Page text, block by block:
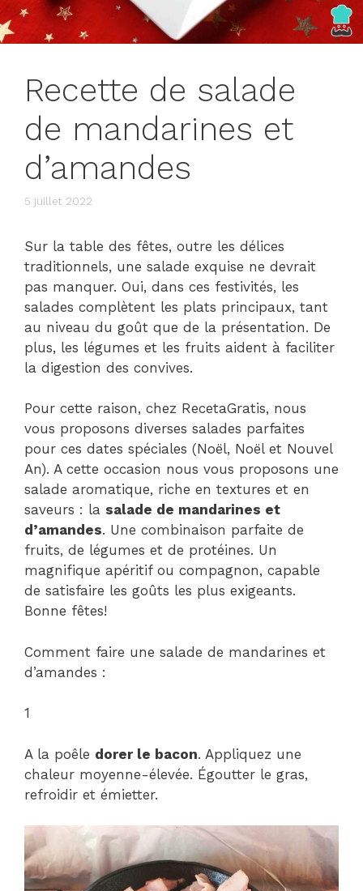
Recette de salade
de mandarines et
d’amandes
5 juillet 2022
Sur la table des fêtes, outre les délices
traditionnels, une salade exquise ne devrait
pas manquer. Oui, dans ces festivités, les
salades complètent les plats principaux, tant
au niveau du goût que de la présentation. De
plus, les légumes et les fruits aident à faciliter
la digestion des convives.
Pour cette raison, chez RecetaGratis, nous
vous proposons diverses salades parfaites
pour ces dates spéciales (Noël, Noël et Nouvel
An). A cette occasion nous vous proposons une
salade aromatique, riche en textures et en
saveurs : la salade de mandarines et
d’amandes. Une combinaison parfaite de
fruits, de légumes et de protéines. Un
magnifique apéritif ou compagnon, capable
de satisfaire les goûts les plus exigeants.
Bonne fêtes!
Comment faire une salade de mandarines et
d’amandes :
1
A la poêle dorer le bacon. Appliquez une
chaleur moyenne-élevée. Égoutter le gras,
refroidir et émietter.